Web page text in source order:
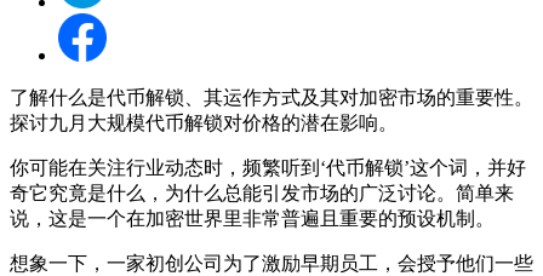
了解什么是代币解锁、其运作方式及其对加密市场的重要性。
探讨九月大规模代币解锁对价格的潜在影响。
你可能在关注行业动态时，频繁听到‘代币解锁’这个词，并好
奇它究竟是什么，为什么总能引发市场的广泛讨论。简单来
说，这是一个在加密世界里非常普遍且重要的预设机制。
想象一下，一家初创公司为了激励早期员工，会授予他们一些